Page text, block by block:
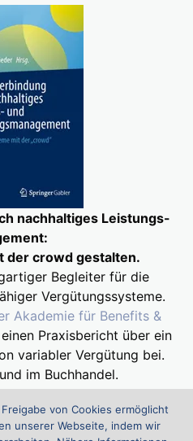
nachhaltiges Leistungs-
der crowd gestalten.
Begleiter für die
Vergütungssysteme.
Akademie für Benefits &
Praxisbericht über ein
variabler Vergütung bei.
und im Buchhandel.
von Cookies ermöglicht
unserer Webseite, indem wir